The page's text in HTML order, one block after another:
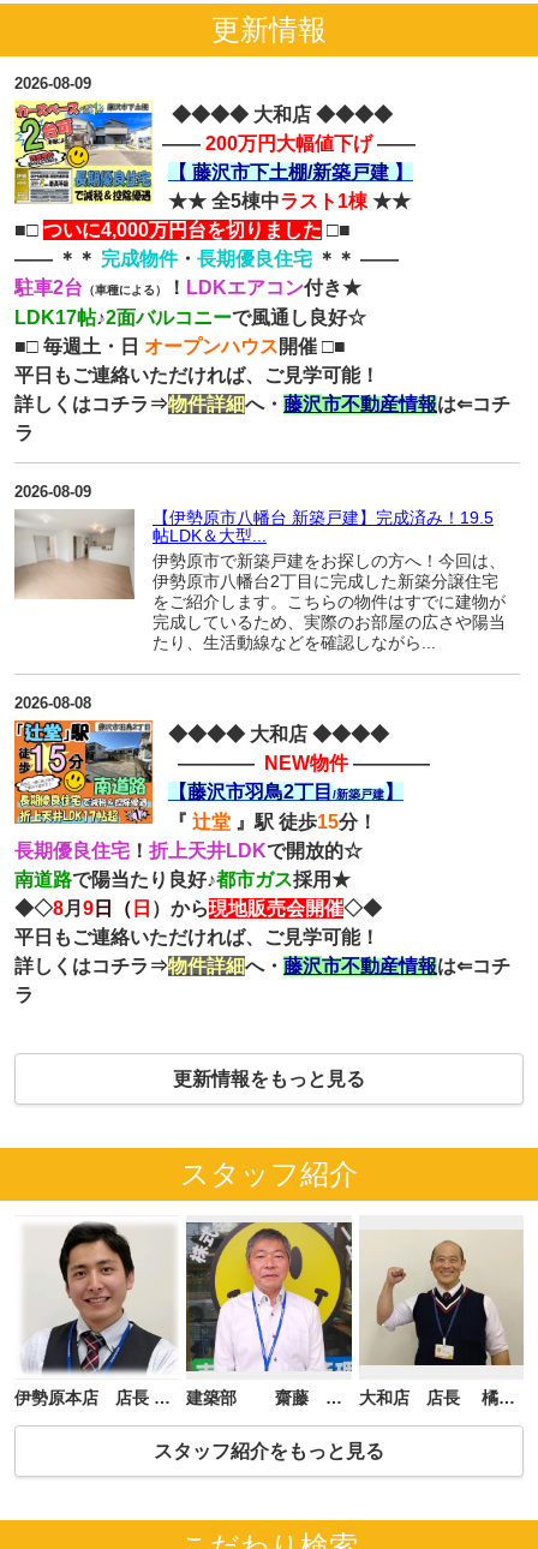
更新情報
2026-08-09
◆◆◆◆ 大和店 ◆◆◆◆
―― 200万円大幅値下げ――
【 藤沢市下土棚/新築戸建 】
★★ 全5棟中ラスト1棟 ★★
■□ ついに4,000万円台を切りました □■
―― ＊＊ 完成物件・ 長期優良住宅 ＊ ＊ ――
駐車2台 （車種による） ！ LDKエアコン付き★
LDK17帖♪2面バルコニーで風通し良好☆
■□毎週土・日 オープンハウス開催 □■
平日もご連絡いただければ、ご見学可能！
詳しくはコチラ⇒物件詳細へ・ 藤沢市不動産情報は⇐コチ
ラ
2026-08-09
【伊勢原市八幡台 新築戸建】完成済み！19.5
帖LDK＆大型...
伊勢原市で新築戸建をお探しの方へ！今回は、
伊勢原市八幡台2丁目に完成した新築分譲住宅
をご紹介します。こちらの物件はすでに建物が
完成しているため、実際のお部屋の広さや陽当
たり、生活動線などを確認しながら...
2026-08-08
◆◆◆◆ 大和店 ◆◆◆◆
―――― NEW物件――――
【藤沢市羽鳥2丁目 /新築戸建】
『 辻堂 』駅 徒歩15分！
長期優良住宅！ 折上天井LDKで開放的☆
南道路で陽当たり良好♪都市ガス採用★
◆◇8月 9日（ 日 ）から現地販売会開催◇◆
平日もご連絡いただければ、ご見学可能！
詳しくはコチラ⇒物件詳細へ・ 藤沢市不動産情報は⇐コチ
ラ
更新情報をもっと見る
スタッフ紹介
伊勢原本店 店長 楠島 佳 建築部 齋藤 成昭 大和店 店長 橘内 英一
スタッフ紹介をもっと見る